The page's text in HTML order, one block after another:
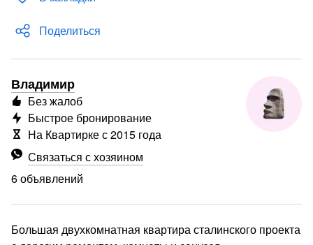
Поделиться
Владимир
Связаться с хозяином
6 объявлений
Без жалоб
Быстрое бронирование
На Квартирке с 2015 года
Большая двухкомнатная квартира сталинского проекта